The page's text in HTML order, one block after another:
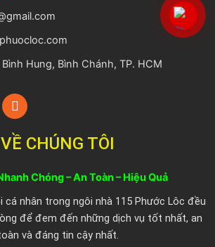
Hung, Bình Chánh, TP. HCM
R
s
VỀ CHÚNG TÔI
Chóng – An Toàn – Hiệu Quả
cá nhân trong ngôi nhà 115 Phước Lôc đều
để đem đến những dịch vụ tốt nhất, an
và đáng tin cậy nhất.